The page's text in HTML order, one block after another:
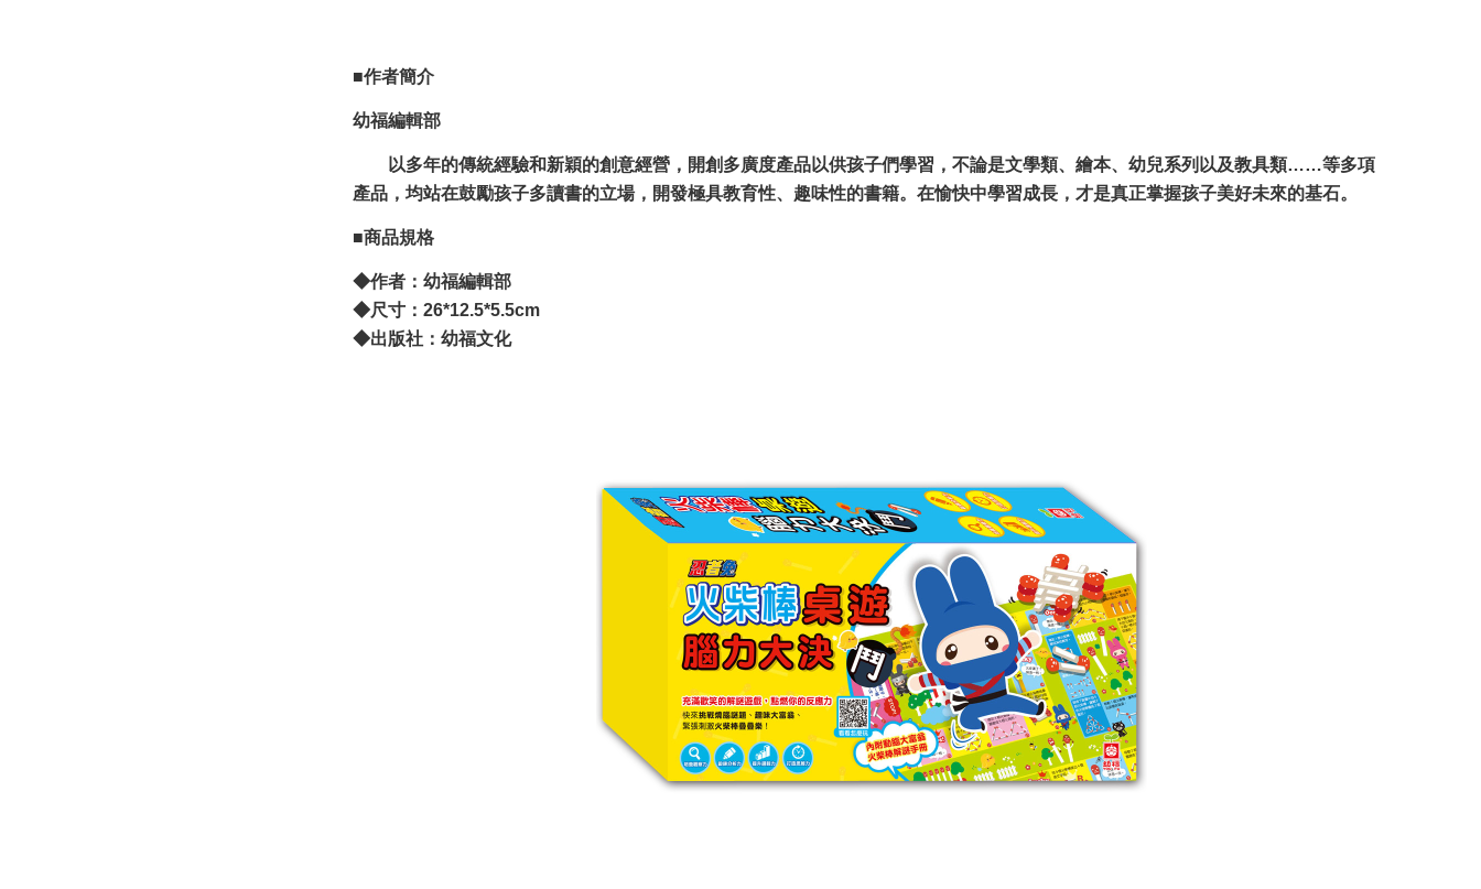
■作者簡介
幼福編輯部
以多年的傳統經驗和新穎的創意經營，開創多廣度產品以供孩子們學習，不論是文學類、繪本、幼兒系列以及教具類……等多項
產品，均站在鼓勵孩子多讀書的立場，開發極具教育性、趣味性的書籍。在愉快中學習成長，才是真正掌握孩子美好未來的基石。
■商品規格
◆作者： 幼福編輯部
◆尺寸：26*12.5*5.5cm
◆出版社：幼福文化